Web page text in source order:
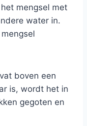
mengsel met
water in.
boven een
is, wordt het in
gegoten en